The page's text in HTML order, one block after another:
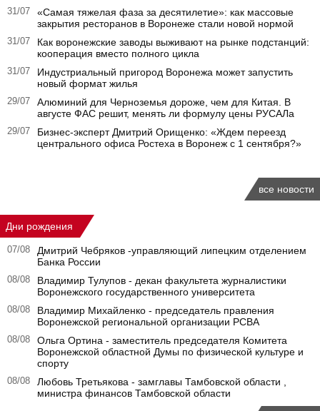
31/07
«Самая тяжелая фаза за десятилетие»: как массовые
закрытия ресторанов в Воронеже стали новой нормой
31/07
Как воронежские заводы выживают на рынке подстанций:
кооперация вместо полного цикла
31/07
Индустриальный пригород Воронежа может запустить
новый формат жилья
29/07
Алюминий для Черноземья дороже, чем для Китая. В
августе ФАС решит, менять ли формулу цены РУСАЛа
29/07
Бизнес-эксперт Дмитрий Орищенко: «Ждем переезд
центрального офиса Ростеха в Воронеж с 1 сентября?»
все новости
Дни рождения
07/08
Дмитрий Чебряков -управляющий липецким отделением
Банка России
08/08
Владимир Тулупов - декан факультета журналистики
Воронежского государственного университета
08/08
Владимир Михайленко - председатель правления
Воронежской региональной организации РСВА
08/08
Ольга Ортина - заместитель председателя Комитета
Воронежской областной Думы по физической культуре и
спорту
08/08
Любовь Третьякова - замглавы Тамбовской области ,
министра финансов Тамбовской области